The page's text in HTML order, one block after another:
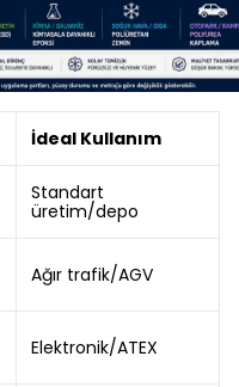
İdeal Kullanım
Standart
üretim/depo
Ağır trafik/AGV
Elektronik/ATEX